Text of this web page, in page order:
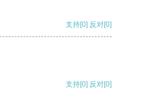
支持[0] 反对[0]
支持[0] 反对[0]